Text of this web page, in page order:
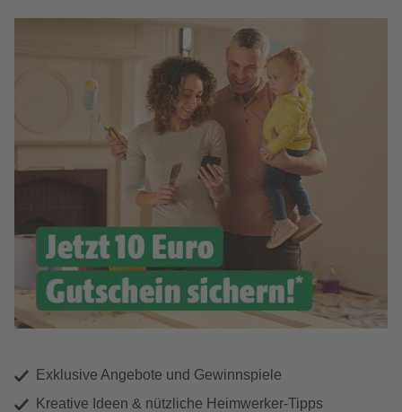
Exklusive Angebote und Gewinnspiele
Kreative Ideen & nützliche Heimwerker-Tipps